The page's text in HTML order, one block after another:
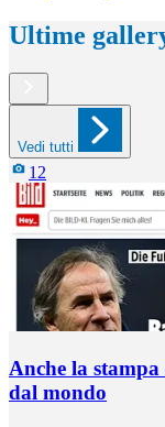
Ultime
Vedi tutti
12
Anche la stampa
dal mondo